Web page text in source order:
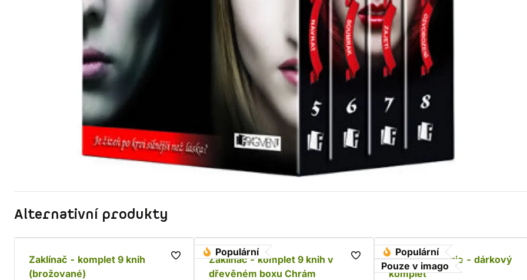
Alternativní produkty
Zaklínač - komplet 9 knih
(brožované)
Populární
Zaklínač - komplet 9 knih v
dřevěném boxu Chrám
Populární
Pouze v imago
Husitská trilogie - dárkový
komplet